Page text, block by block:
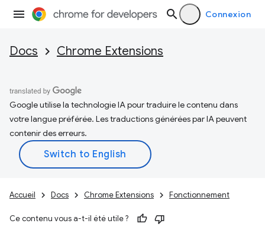
Connexion
Docs Chrome Extensions
Google utilise la technologie IA pour traduire le contenu dans
votre langue préférée. Les traductions générées par IA peuvent
contenir des erreurs.
Accueil Docs Chrome Extensions Fonctionnement
Ce contenu vous a-t-il été utile ?